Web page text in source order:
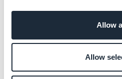
Allow
Allow
7. Política >
do app >
conteúdo
1. No menuPolítica >